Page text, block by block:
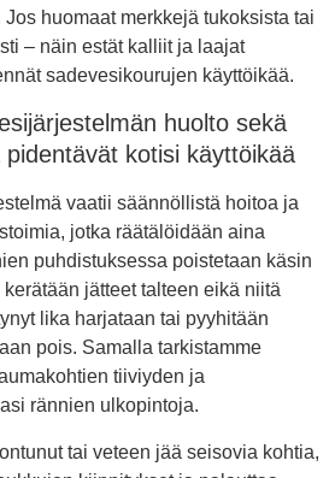
huomaat merkkejä tukoksista tai
– näin estät kalliit ja laajat
sadevesikourujen käyttöikää.
huolto sekä
pidentävät kotisi käyttöikää
vaatii säännöllistä hoitoa ja
jotka räätälöidään aina
puhdistuksessa poistetaan käsin
jätteet talteen eikä niitä
lika harjataan tai pyyhitään
pois. Samalla tarkistamme
tiiviyden ja
rännien ulkopintoja.
tai veteen jää seisovia kohtia,